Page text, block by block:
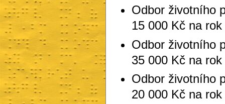
Odbor životního
15 000 Kč na rok
Odbor životního
35 000 Kč na rok
Odbor životního
20 000 Kč na rok